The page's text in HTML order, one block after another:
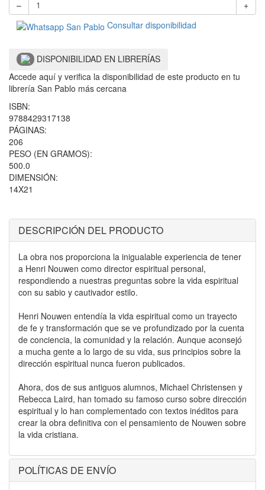
–
+
Consultar disponibilidad
DISPONIBILIDAD EN LIBRERÍAS
Accede aquí y verifica la disponibilidad de este producto en tu
librería San Pablo más cercana
ISBN:
9788429317138
PÁGINAS:
206
PESO (EN GRAMOS):
500.0
DIMENSIÓN:
14X21
DESCRIPCIÓN DEL PRODUCTO
La obra nos proporciona la inigualable experiencia de tener
a Henri Nouwen como director espiritual personal,
respondiendo a nuestras preguntas sobre la vida espiritual
con su sabio y cautivador estilo.
Henri Nouwen entendía la vida espiritual como un trayecto
de fe y transformación que se ve profundizado por la cuenta
de conciencia, la comunidad y la relación. Aunque aconsejó
a mucha gente a lo largo de su vida, sus principios sobre la
dirección espiritual nunca fueron publicados.
Ahora, dos de sus antiguos alumnos, Michael Christensen y
Rebecca Laird, han tomado su famoso curso sobre dirección
espiritual y lo han complementado con textos inéditos para
crear la obra definitiva con el pensamiento de Nouwen sobre
la vida cristiana.
POLÍTICAS DE ENVÍO